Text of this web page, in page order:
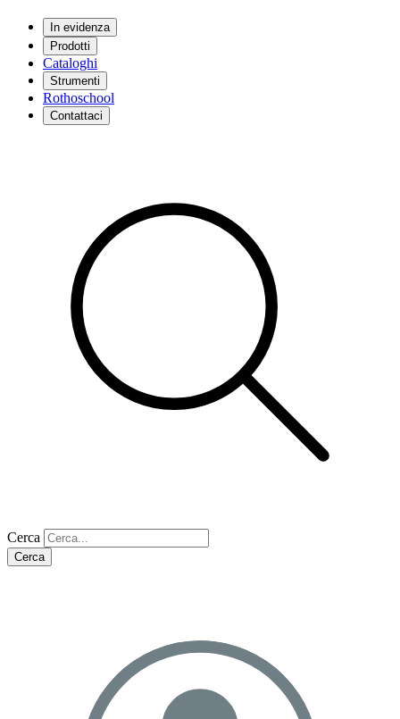
In evidenza
Prodotti
Cataloghi
Strumenti
Rothoschool
Contattaci
Cerca
Cerca